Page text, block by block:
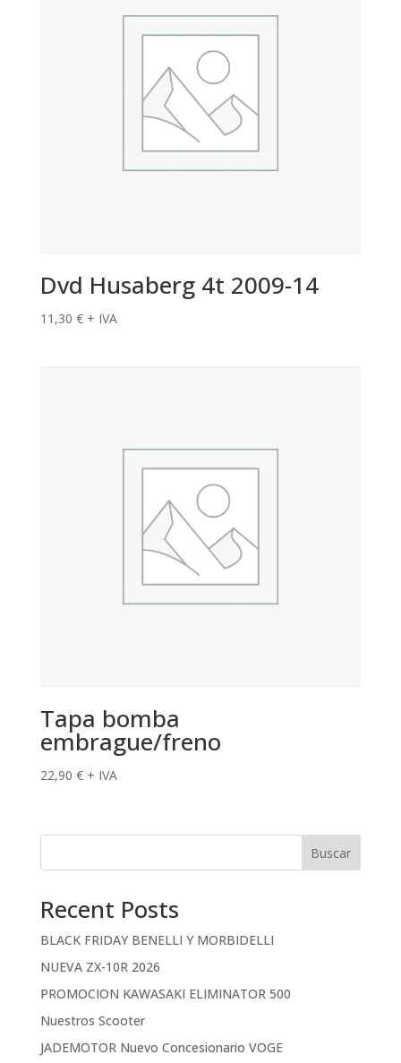
Dvd Husaberg 4t 2009-14
11,30 € + IVA
Tapa bomba
embrague/freno
22,90 € + IVA
Buscar
Recent Posts
BLACK FRIDAY BENELLI Y MORBIDELLI
NUEVA ZX-10R 2026
PROMOCION KAWASAKI ELIMINATOR 500
Nuestros Scooter
JADEMOTOR Nuevo Concesionario VOGE